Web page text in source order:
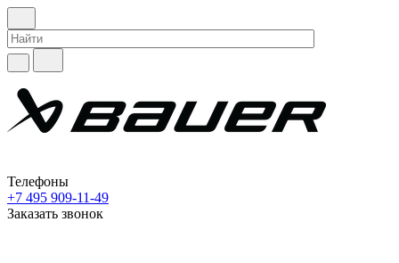
Телефоны
+7 495 909-11-49
Заказать звонок